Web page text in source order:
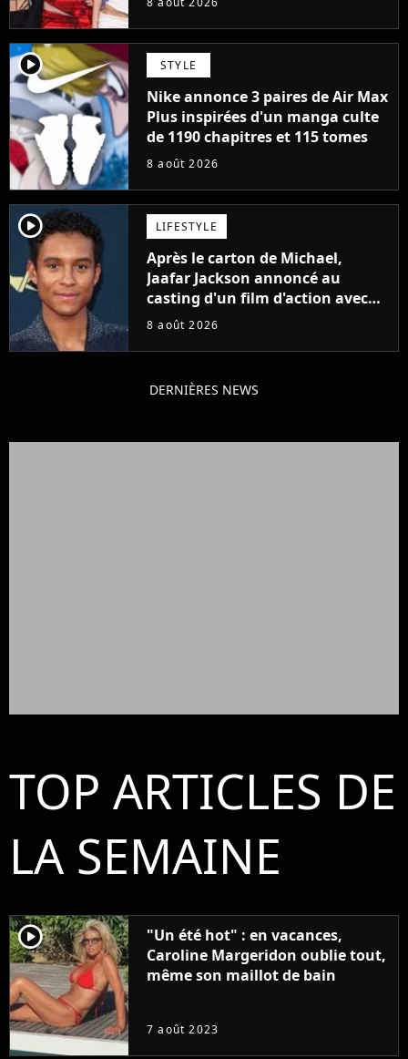
player2 STYLE
Nike annonce 3 paires de Air Max
Plus inspirées d'un manga culte
de 1190 chapitres et 115 tomes
8 août 2026
player2 LIFESTYLE
Après le carton de Michael,
Jaafar Jackson annoncé au
casting d'un film d'action avec
Will Smith
8 août 2026
DERNIÈRES NEWS
TOP ARTICLES DE
LA SEMAINE
player2
"Un été hot" : en vacances,
Caroline Margeridon oublie tout,
même son maillot de bain
7 août 2023